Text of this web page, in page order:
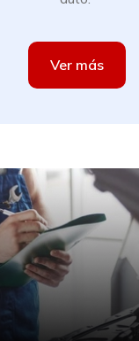
Ver más